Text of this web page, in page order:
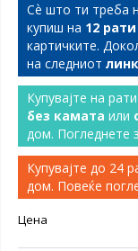
Сѐ што ти треба
купиш на 12
картичките.
на следниот линк
Купувајте на
без камата или
дом. Погледнете
Купувајте до 24
дом. Повеќе
Цена